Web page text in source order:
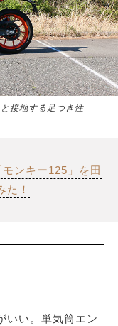
接地する足つき性
ンキー125」を田
た！
いい。単気筒エン